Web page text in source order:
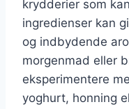
krydderier som
ingredienser kan
og indbydende
morgenmad eller
eksperimentere
yoghurt, honning